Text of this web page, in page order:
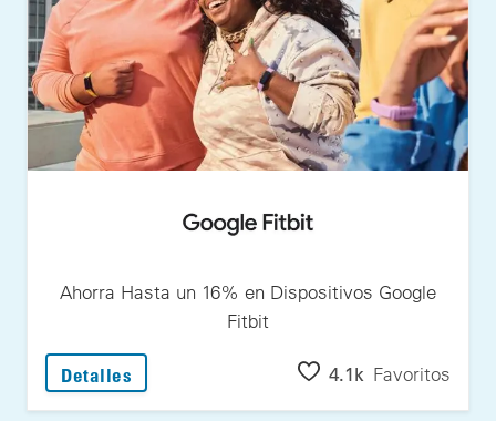
Ahorra Hasta un 16% en Dispositivos Google
Fitbit
Detalles : Ahorra Hasta un 16% en Dispositivos
4.1k Favoritos